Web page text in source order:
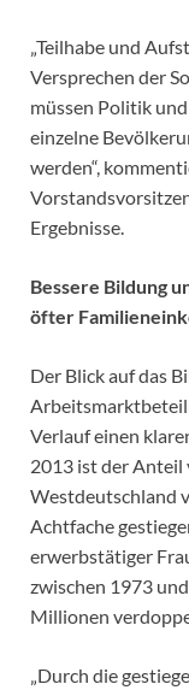
„Teilhabe und
Versprechen der
müssen Politik
einzelne
werden“,
Ergebnisse.
Bessere Bildung
öfter
Der Blick auf das
Verlauf einen
2013 ist der Anteil
Westdeutschland
Achtfache
erwerbstätiger
zwischen 1973
Millionen
„Durch die